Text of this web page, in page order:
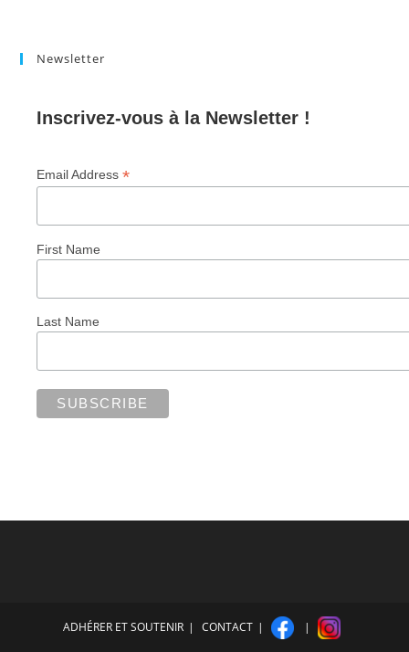
Newsletter
Inscrivez-vous à la Newsletter !
Email Address*
First Name
Last Name
ADHÉRER ET SOUTENIR CONTACT